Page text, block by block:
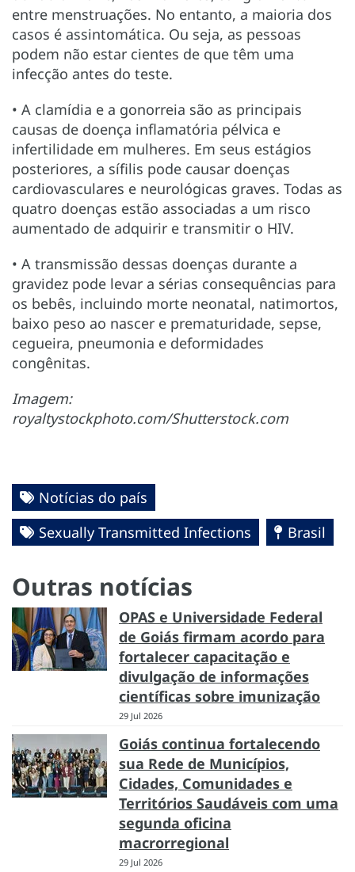
entre menstruações. No entanto, a maioria dos
casos é assintomática. Ou seja, as pessoas
podem não estar cientes de que têm uma
infecção antes do teste.
• A clamídia e a gonorreia são as principais
causas de doença inflamatória pélvica e
infertilidade em mulheres. Em seus estágios
posteriores, a sífilis pode causar doenças
cardiovasculares e neurológicas graves. Todas as
quatro doenças estão associadas a um risco
aumentado de adquirir e transmitir o HIV.
• A transmissão dessas doenças durante a
gravidez pode levar a sérias consequências para
os bebês, incluindo morte neonatal, natimortos,
baixo peso ao nascer e prematuridade, sepse,
cegueira, pneumonia e deformidades
congênitas.
Imagem:
royaltystockphoto.com/Shutterstock.com
Notícias do país
Sexually Transmitted Infections
Brasil
Outras notícias
OPAS e Universidade Federal
de Goiás firmam acordo para
fortalecer capacitação e
divulgação de informações
científicas sobre imunização
29 Jul 2026
Goiás continua fortalecendo
sua Rede de Municípios,
Cidades, Comunidades e
Territórios Saudáveis com uma
segunda oficina
macrorregional
29 Jul 2026